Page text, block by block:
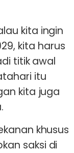
kita ingin
kita harus
titik awal
itu
kita juga
khusus
saksi di